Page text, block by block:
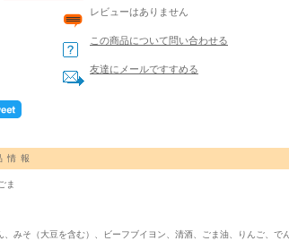
レビューはありません
この商品について問い合わせる
友達にメールですすめる
情報
ま
みそ（大豆を含む）、ビーフブイヨン、清酒、ごま油、りんご、でん